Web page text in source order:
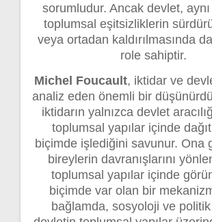
sorumludur. Ancak devlet,
toplumsal eşitsizliklerin
veya ortadan kaldırılmasında
role sahiptir.
Michel Foucault, iktidar ve
analiz eden önemli bir
iktidarın yalnızca devlet
toplumsal yapılar içinde
biçimde işlediğini savunur. Ona
bireylerin davranışlarını
toplumsal yapılar içinde
biçimde var olan bir
bağlamda, sosyoloji ve